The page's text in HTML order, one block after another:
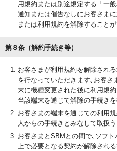
用規約または別途規定する「一
通知または催告なしにお客さま
または利用規約を解除すること
第８条（解約手続き等）
お客さまが利用規約を解除され
を行なっていただきます｡お客
末に機種変更された後に利用規
当該端末を通じて解除の手続き
お客さまの端末を通じての利用
人からの手続きとみなして取扱
お客さまとSBMとの間で､ソフ
上で必要となる契約が解除され